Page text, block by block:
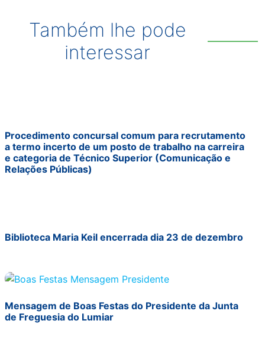
Também lhe pode
interessar
Procedimento concursal comum para recrutamento
a termo incerto de um posto de trabalho na carreira
e categoria de Técnico Superior (Comunicação e
Relações Públicas)
Biblioteca Maria Keil encerrada dia 23 de dezembro
Mensagem de Boas Festas do Presidente da Junta
de Freguesia do Lumiar